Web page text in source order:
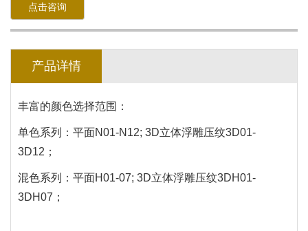
点击咨询
产品详情
丰富的颜色选择范围：
单色系列：平面N01-N12; 3D立体浮雕压纹3D01-
3D12；
混色系列：平面H01-07; 3D立体浮雕压纹3DH01-
3DH07；